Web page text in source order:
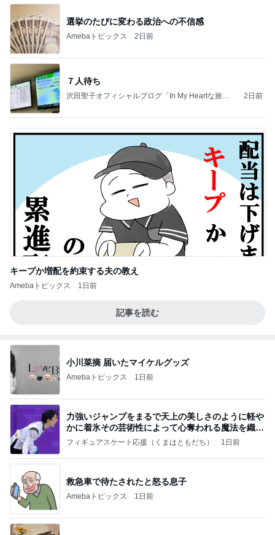
選挙のたびに変わる政治への不信感
Amebaトピックス 2日前
７人待ち
沢田聖子オフィシャルブログ「In My Heartな旅日
2日前
キープか増配を約束する夫の教え
Amebaトピックス 1日前
記事を読む
小川菜摘 届いたマイケルグッズ
Amebaトピックス 1日前
力強いジャンプをまるで天上の美しさのように軽や
かに着氷その芸術性によって心奪われる魔法を織り
なす
フィギュアスケート応援（くまはともだち） 1日前
救急車で待たされたと怒る息子
Amebaトピックス 1日前